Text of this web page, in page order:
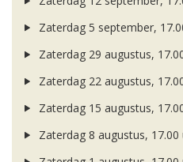
Zaterdag 5 september,
Zaterdag 29 augustus,
Zaterdag 22 augustus,
Zaterdag 15 augustus,
Zaterdag 8 augustus, 17.00